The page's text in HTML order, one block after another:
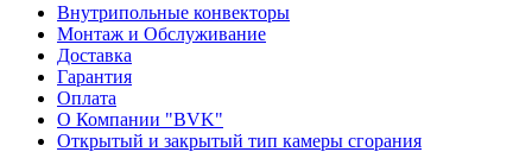
Внутрипольные конвекторы
Монтаж и Обслуживание
Доставка
Гарантия
Оплата
О Компании "BVK"
Открытый и закрытый тип камеры сгорания